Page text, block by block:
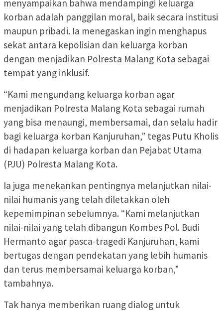
menyampaikan bahwa mendampingi keluarga
korban adalah panggilan moral, baik secara institusi
maupun pribadi. Ia menegaskan ingin menghapus
sekat antara kepolisian dan keluarga korban
dengan menjadikan Polresta Malang Kota sebagai
tempat yang inklusif.
“Kami mengundang keluarga korban agar
menjadikan Polresta Malang Kota sebagai rumah
yang bisa menaungi, membersamai, dan selalu hadir
bagi keluarga korban Kanjuruhan,” tegas Putu Kholis
di hadapan keluarga korban dan Pejabat Utama
(PJU) Polresta Malang Kota.
Ia juga menekankan pentingnya melanjutkan nilai-
nilai humanis yang telah diletakkan oleh
kepemimpinan sebelumnya. “Kami melanjutkan
nilai-nilai yang telah dibangun Kombes Pol. Budi
Hermanto agar pasca-tragedi Kanjuruhan, kami
bertugas dengan pendekatan yang lebih humanis
dan terus membersamai keluarga korban,”
tambahnya.
Tak hanya memberikan ruang dialog untuk